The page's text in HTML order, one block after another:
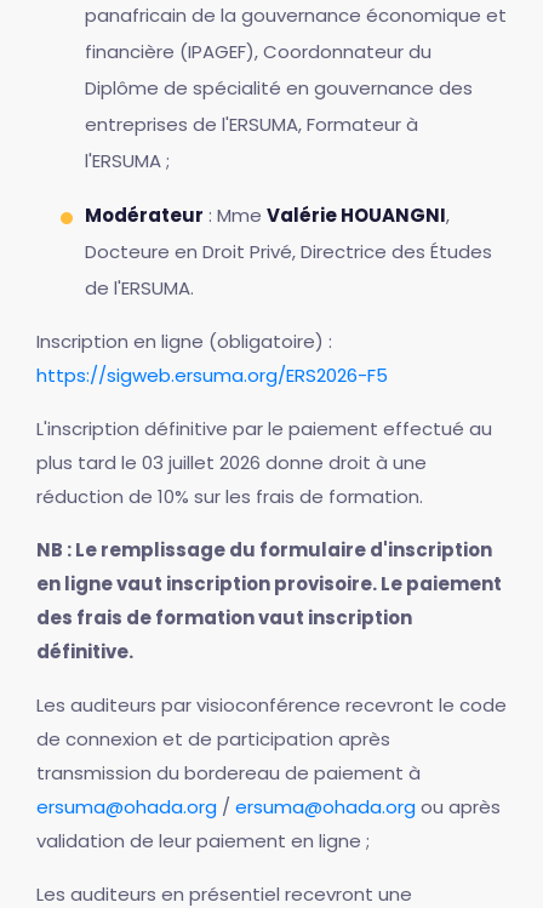
panafricain de la gouvernance économique et
financière (IPAGEF), Coordonnateur du
Diplôme de spécialité en gouvernance des
entreprises de l'ERSUMA, Formateur à
l'ERSUMA ;
Modérateur : Mme Valérie HOUANGNI,
Docteure en Droit Privé, Directrice des Études
de l'ERSUMA.
Inscription en ligne (obligatoire) :
https://sigweb.ersuma.org/ERS2026-F5
L'inscription définitive par le paiement effectué au
plus tard le 03 juillet 2026 donne droit à une
réduction de 10% sur les frais de formation.
NB : Le remplissage du formulaire d'inscription
en ligne vaut inscription provisoire. Le paiement
des frais de formation vaut inscription
définitive.
Les auditeurs par visioconférence recevront le code
de connexion et de participation après
transmission du bordereau de paiement à
ersuma@ohada.org / ersuma@ohada.orgou après
validation de leur paiement en ligne ;
Les auditeurs en présentiel recevront une